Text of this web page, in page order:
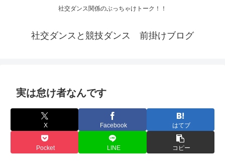
社交ダンス関係のぶっちゃけトーク！！
社交ダンスと競技ダンス 前掛けブログ
実は怠け者なんです
X Facebook はてブ
Pocket LINE コピー